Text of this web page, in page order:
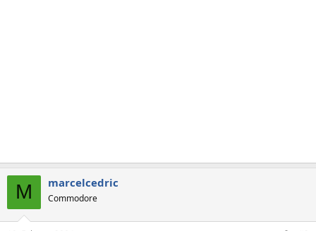
M marcelcedric
Commodore